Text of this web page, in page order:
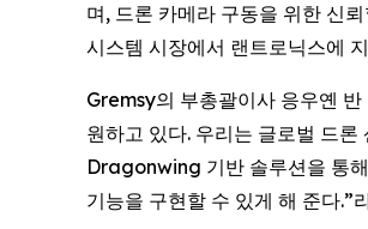
며, 드론 카메라 구동을 위한 신
시스템 시장에서 랜트로닉스에
Gremsy의 부총괄이사 응우옌
원하고 있다. 우리는 글로벌 드
Dragonwing 기반 솔루션을 통
기능을 구현할 수 있게 해 준다.”